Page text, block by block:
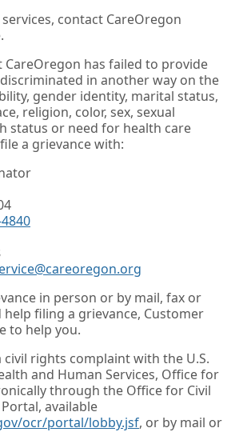
contact CareOregon
CareOregon has failed to provide
in another way on the
gender identity, marital status,
religion, color, sex, sexual
status or need for health care
a grievance with:
in person or by mail, fax or
help filing a grievance, Customer
to help you.
civil rights complaint with the U.S.
and Human Services, Office for
through the Office for Civil
available
ocr/portal/lobby.jsf, or by mail or